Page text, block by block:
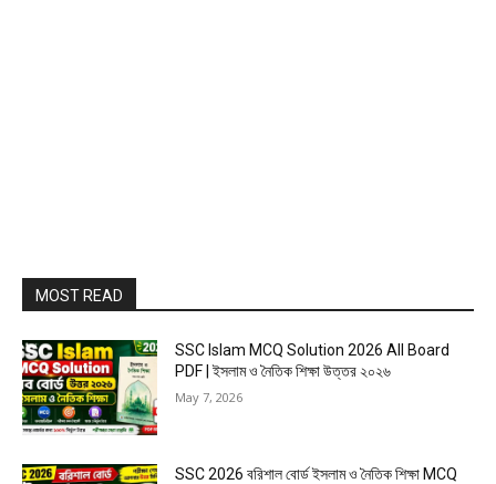
MOST READ
SSC Islam MCQ Solution 2026 All Board
PDF | ইসলাম ও নৈতিক শিক্ষা উত্তর ২০২৬
May 7, 2026
SSC 2026 বরিশাল বোর্ড ইসলাম ও নৈতিক শিক্ষা MCQ